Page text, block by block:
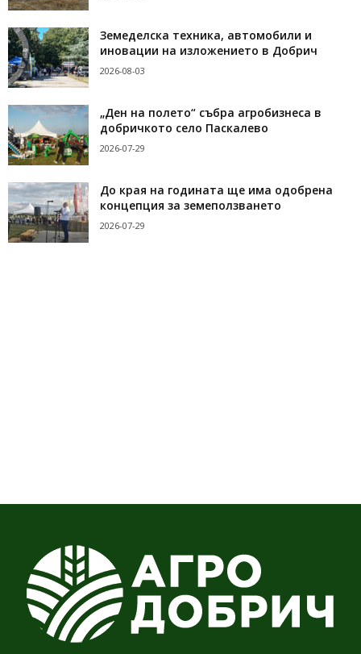
Земеделска техника, автомобили и
иновации на изложението в Добрич
2026-08-03
„Ден на полето“ събра агробизнеса в
добричкото село Паскалево
2026-07-29
До края на годината ще има одобрена
концепция за земеползването
2026-07-29